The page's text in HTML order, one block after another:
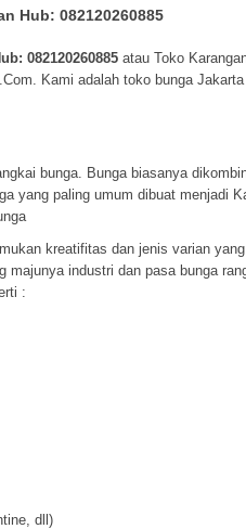
Hub: 082120260885
082120260885 atau Toko
Kami adalah toko bunga
bunga. Bunga biasanya
yang paling umum dibuat menjadi
kreatifitas dan jenis varian
majunya industri dan pasa bunga
:
dll)